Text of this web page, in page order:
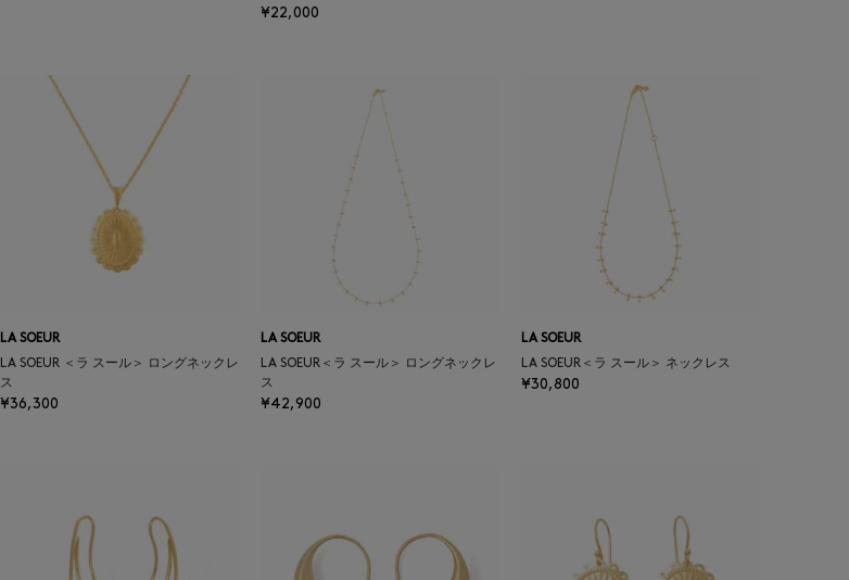
¥22,000
LA SOEUR
LA SOEUR ＜ラ スール＞ ロングネックレ
ス
¥36,300
LA SOEUR
LA SOEUR＜ラ スール＞ ロングネックレ
ス
¥42,900
LA SOEUR
LA SOEUR＜ラ スール＞ ネックレス
¥30,800